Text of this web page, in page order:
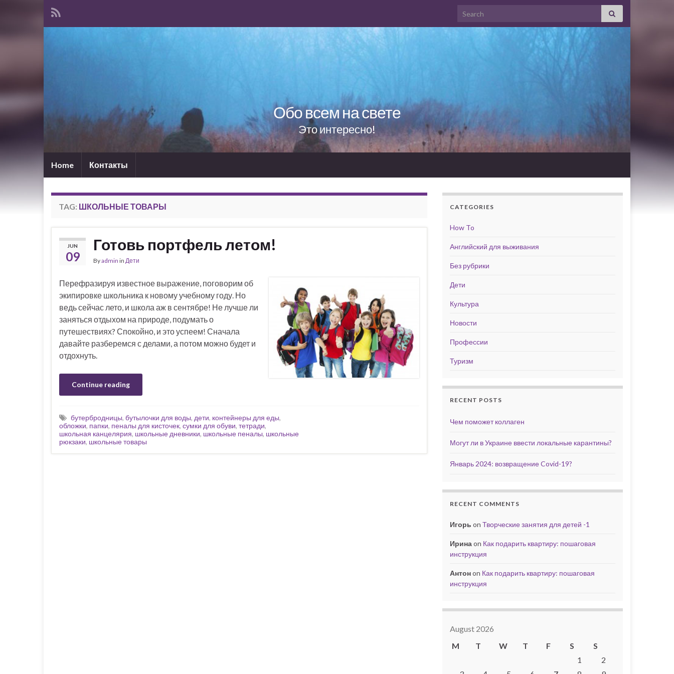
Search for:
Обо всем на свете
Это интересно!
Home Контакты
TAG: ШКОЛЬНЫЕ ТОВАРЫ
JUN
09
Готовь портфель летом!
Byadmin in Дети
Перефразируя известное выражение, поговорим об
экипировке школьника к новому учебному году. Но
ведь сейчас лето, и школа аж в сентябре! Не лучше ли
заняться отдыхом на природе, подумать о
путешествиях? Спокойно, и это успеем! Сначала
давайте разберемся с делами, а потом можно будет и
отдохнуть.
Continue reading
бутербродницы, бутылочки для воды, дети, контейнеры для еды,
обложки, папки, пеналы для кисточек, сумки для обуви, тетради,
школьная канцелярия, школьные дневники, школьные пеналы, школьные
рюкзаки, школьные товары
CATEGORIES
How To
Английский для выживания
Без рубрики
Дети
Культура
Новости
Профессии
Туризм
RECENT POSTS
Чем поможет коллаген
Могут ли в Украине ввести локальные карантины?
Январь 2024: возвращение Covid-19?
RECENT COMMENTS
Игорь on Творческие занятия для детей -1
Иринаon Как подарить квартиру: пошаговая
инструкция
Антонon Как подарить квартиру: пошаговая
инструкция
August 2026
M
T W T F S
S
1
2